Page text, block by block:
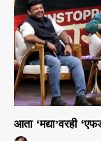
आता ‘मद्या’वरही